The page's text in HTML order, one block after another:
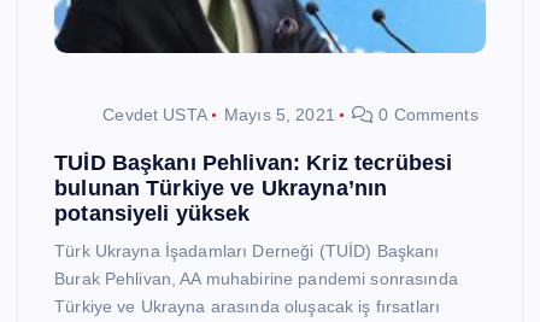
Cevdet USTA Mayıs 5, 2021 0 Comments
TUİD Başkanı Pehlivan: Kriz tecrübesi
bulunan Türkiye ve Ukrayna’nın
potansiyeli yüksek
Türk Ukrayna İşadamları Derneği (TUİD) Başkanı
Burak Pehlivan, AA muhabirine pandemi sonrasında
Türkiye ve Ukrayna arasında oluşacak iş fırsatları